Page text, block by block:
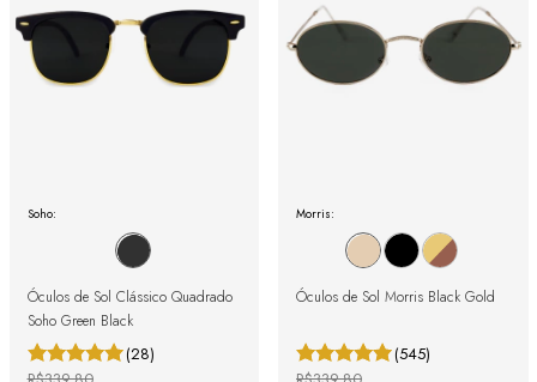
Soho:
Óculos de Sol Clássico Quadrado
Soho Green Black
(28)
Morris:
Óculos de Sol Morris Black Gold
(545)